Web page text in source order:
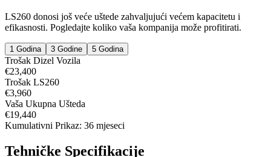
LS260 donosi još veće uštede zahvaljujući većem kapacitetu i
efikasnosti. Pogledajte koliko vaša kompanija može profitirati.
1 Godina 3 Godine 5 Godina
Trošak Dizel Vozila
€23,400
Trošak LS260
€3,960
Vaša Ukupna Ušteda
€19,440
Kumulativni Prikaz: 36 mjeseci
Tehničke Specifikacije